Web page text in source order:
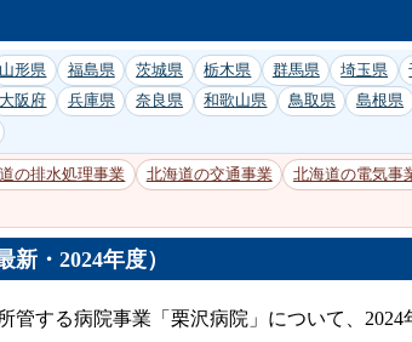
山形県 福島県 茨城県 栃木県 群馬県 埼玉県
大阪府 兵庫県 奈良県 和歌山県 鳥取県 島根県
の排水処理事業 北海道の交通事業 北海道の電気事
・2024年度）
管する病院事業「栗沢病院」について、